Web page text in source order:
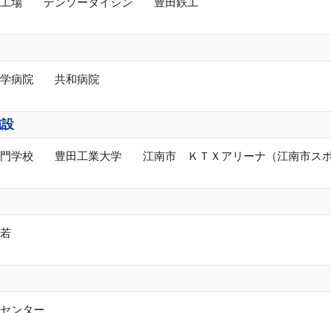
場
デンソーダイシン 豊田鉄工
病院 共和病院
学校 豊田工業大学 江南市 ＫＴＸアリーナ（江南市スポ
ンター